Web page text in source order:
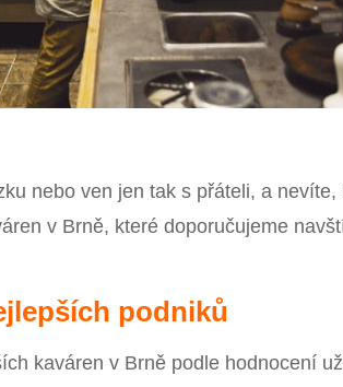
nebo ven jen tak s přáteli, a
v Brně, které doporučujeme
podniků
kaváren v Brně podle hodnocení